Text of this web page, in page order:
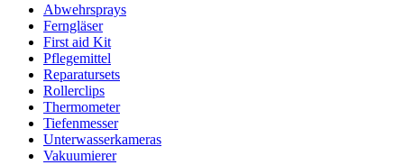
Abwehrsprays
Ferngläser
First aid Kit
Pflegemittel
Reparatursets
Rollerclips
Thermometer
Tiefenmesser
Unterwasserkameras
Vakuumierer